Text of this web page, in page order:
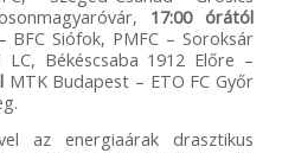
17:00 órától
BFC Siófok, PMFC – Soroksár
LC, Békéscsaba 1912 Előre –
MTK Budapest – ETO FC Győr
az energiaárak drasztikus